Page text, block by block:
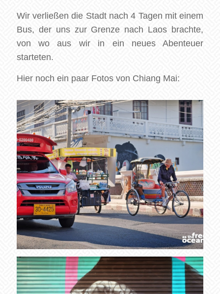
Wir verließen die Stadt nach 4 Tagen mit einem
Bus, der uns zur Grenze nach Laos brachte,
von wo aus wir in ein neues Abenteuer
starteten.
Hier noch ein paar Fotos von Chiang Mai: